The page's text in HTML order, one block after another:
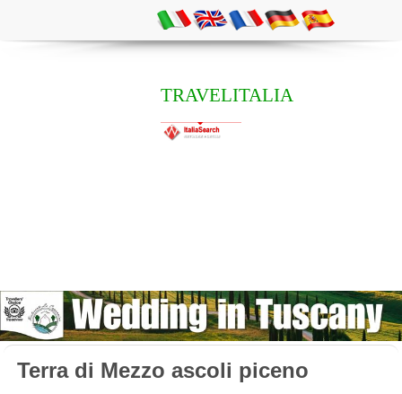
TRAVELITALIA
Terra di Mezzo ascoli piceno